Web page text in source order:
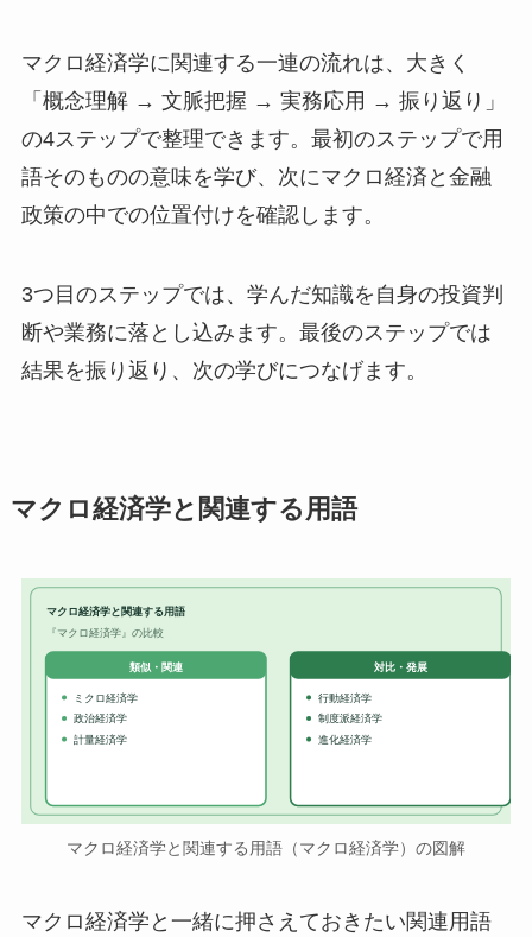
マクロ経済学に関連する一連の流れは、大きく
「概念理解 → 文脈把握 → 実務応用 → 振り返り」
の4ステップで整理できます。最初のステップで用
語そのものの意味を学び、次にマクロ経済と金融
政策の中での位置付けを確認します。
3つ目のステップでは、学んだ知識を自身の投資判
断や業務に落とし込みます。最後のステップでは
結果を振り返り、次の学びにつなげます。
マクロ経済学と関連する用語
マクロ経済学と関連する用語
『マクロ経済学』の比較
類似・関連
ミクロ経済学
政治経済学
計量経済学
対比・発展
行動経済学
制度派経済学
進化経済学
マクロ経済学と関連する用語（マクロ経済学）の図解
マクロ経済学と一緒に押さえておきたい関連用語